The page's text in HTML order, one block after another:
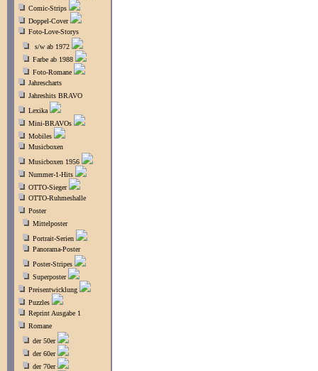
Comic-Strips
Doppel-Cover
Foto-Love-Storys
s/w ab 1972
Farbe ab 1988
Foto-Romane
Jahrescharts
Jahreshits BRAVO
Lexika
Mini-BRAVOs
Mobiles
Musicboxen
Musicboxen 1956
Nummer-1-Hits
OTTO-Sieger
OTTO-Ruhmeshalle
Poster
Mittelposter
Portrait-Serien
Panorama-Poster
Poster-Stripes
Superposter
Preisentwicklung
Puzzles
Reprint Ausgabe 1
Romane
der 50er
der 60er
der 70er